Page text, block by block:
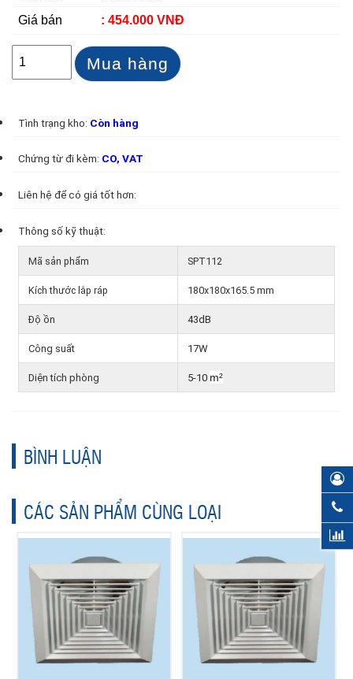
Giá bán : 454.000 VNĐ
Mua hàng
Tình trạng kho: Còn hàng
Chứng từ đi kèm: CO, VAT
Liên hệ để có giá tốt hơn:
Thông số kỹ thuật:
Mã sản phẩm SPT112
Kích thước lắp ráp 180x180x165.5 mm
Độ ồn 43dB
Công suất 17W
Diện tích phòng 5-10 m²
BÌNH LUẬN
CÁC SẢN PHẨM CÙNG LOẠI